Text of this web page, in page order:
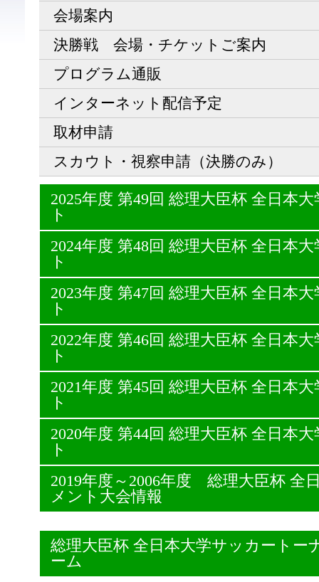
会場案内
決勝戦 会場・チケットご案内
プログラム通販
インターネット配信予定
取材申請
スカウト・視察申請（決勝のみ）
2025年度 第49回 総理大臣杯 全日本
ト
2024年度 第48回 総理大臣杯 全日本
ト
2023年度 第47回 総理大臣杯 全日本
ト
2022年度 第46回 総理大臣杯 全日本
ト
2021年度 第45回 総理大臣杯 全日本
ト
2020年度 第44回 総理大臣杯 全日本
ト
2019年度～2006年度 総理大臣杯 全
メント大会情報
総理大臣杯 全日本大学サッカート
ーム